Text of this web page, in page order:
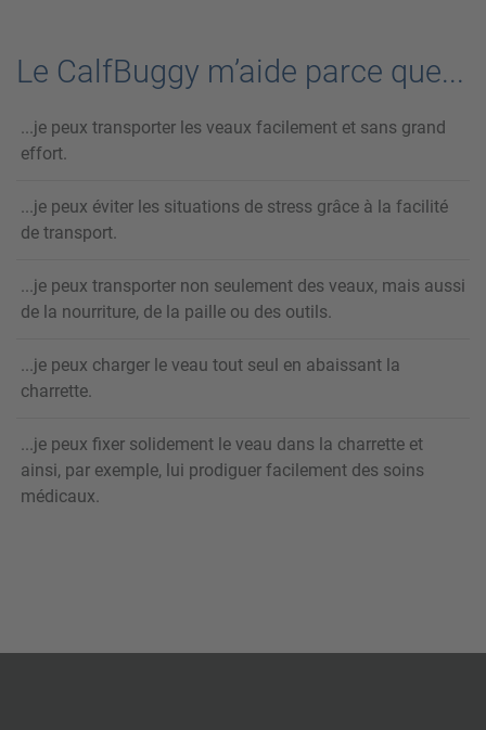
Le CalfBuggy m’aide parce que...
...je peux transporter les veaux facilement et sans grand
effort.
...je peux éviter les situations de stress grâce à la facilité
de transport.
...je peux transporter non seulement des veaux, mais aussi
de la nourriture, de la paille ou des outils.
...je peux charger le veau tout seul en abaissant la
charrette.
...je peux fixer solidement le veau dans la charrette et
ainsi, par exemple, lui prodiguer facilement des soins
médicaux.